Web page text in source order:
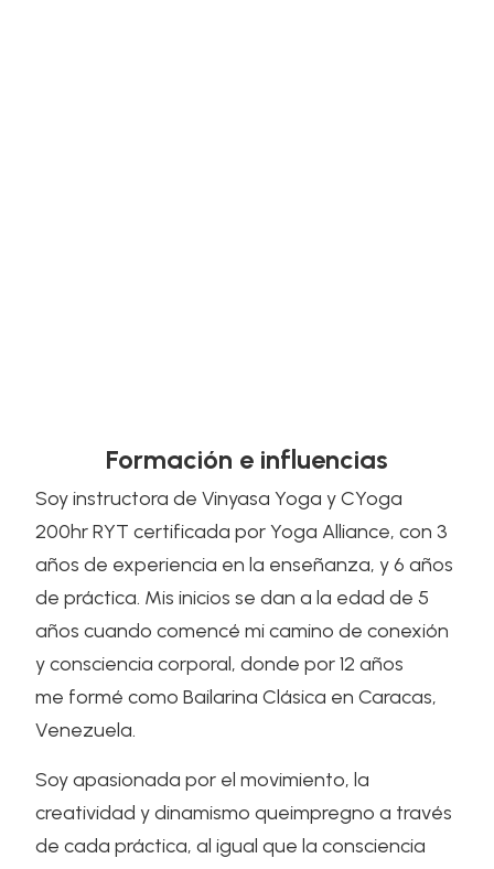
Formación e influencias
Soy instructora de Vinyasa Yoga y CYoga
200hr RYT certificada por Yoga Alliance, con 3
años de experiencia en la enseñanza, y 6 años
de práctica. Mis inicios se dan a la edad de 5
años cuando comencé mi camino de conexión
y consciencia corporal, donde por 12 años
me formé como Bailarina Clásica en Caracas,
Venezuela.
Soy apasionada por el movimiento, la
creatividad y dinamismo queimpregno a través
de cada práctica, al igual que la consciencia